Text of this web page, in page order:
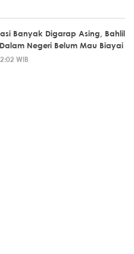
Banyak Digarap Asing, Bahlil
Negeri Belum Mau Biayai
WIB